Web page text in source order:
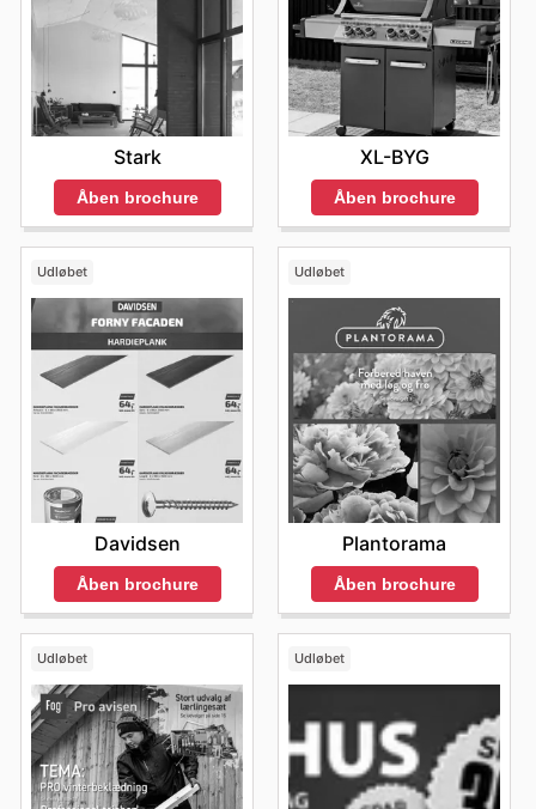
Stark
Åben brochure
XL-BYG
Åben brochure
Udløbet
Davidsen
Åben brochure
Udløbet
Plantorama
Åben brochure
Udløbet Udløbet